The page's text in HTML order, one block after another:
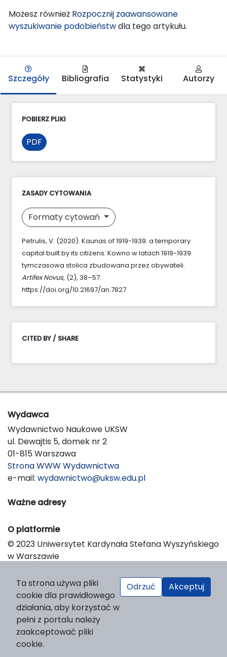
Możesz również Rozpocznij zaawansowane
wyszukiwanie podobieństwdla tego artykułu.
Szczegóły Bibliografia Statystyki Autorzy
POBIERZ PLIKI
PDF
ZASADY CYTOWANIA
Formaty cytowań
Petrulis, V. (2020). Kaunas of 1919-1939: a temporary
capital built by its citizens: Kowno w latach 1919-1939:
tymczasowa stolica zbudowana przez obywateli.
Artifex Novus, (2), 38–57.
https://doi.org/10.21697/an.7827
CITED BY / SHARE
Wydawca
Wydawnictwo Naukowe UKSW
ul. Dewajtis 5, domek nr 2
01-815 Warszawa
Strona WWW Wydawnictwa
e-mail: wydawnictwo@uksw.edu.pl
Ważne adresy
O platformie
© 2023 Uniwersytet Kardynała Stefana Wyszyńskiego
w Warszawie
Platform & Workflow by OJS/PKP
Ta strona używa pliki
cookie dla prawidłowego
działania, aby korzystać w
pełni z portalu należy
zaakceptować pliki
cookie.
Odrzuć Akceptuj